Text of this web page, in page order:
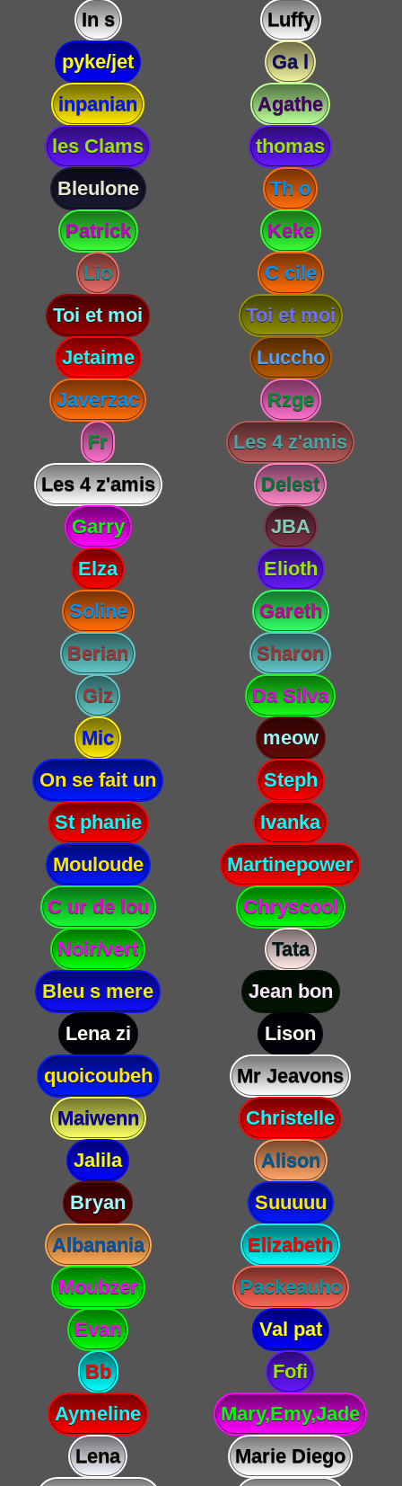
In s
Luffy
pyke/jet
Ga l
inpanian
Agathe
les Clams
thomas
Bleulone
Th o
Patrick
Keke
Lio
C cile
Toi et moi
Toi et moi
Jetaime
Luccho
Javerzac
Rzge
Fr
Les 4 z'amis
Les 4 z'amis
Delest
Garry
JBA
Elza
Elioth
Soline
Gareth
Berian
Sharon
Giz
Da Silva
Mic
meow
On se fait un
Steph
St phanie
Ivanka
Mouloude
Martinepower
C ur de lou
Chryscool
Noir/vert
Tata
Bleu s mere
Jean bon
Lena zi
Lison
quoicoubeh
Mr Jeavons
Maiwenn
Christelle
Jalila
Alison
Bryan
Suuuuu
Albanania
Elizabeth
Moubzer
Packeauho
Evan
Val pat
Bb
Fofi
Aymeline
Mary,Emy,Jade
Lena
Marie Diego